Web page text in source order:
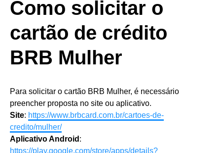
Como solicitar o
cartão de crédito
BRB Mulher
Para solicitar o cartão BRB Mulher, é necessário
preencher proposta no site ou aplicativo.
Site: https://www.brbcard.com.br/cartoes-de-
credito/mulher/
Aplicativo Android :
https://play.google.com/store/apps/details?